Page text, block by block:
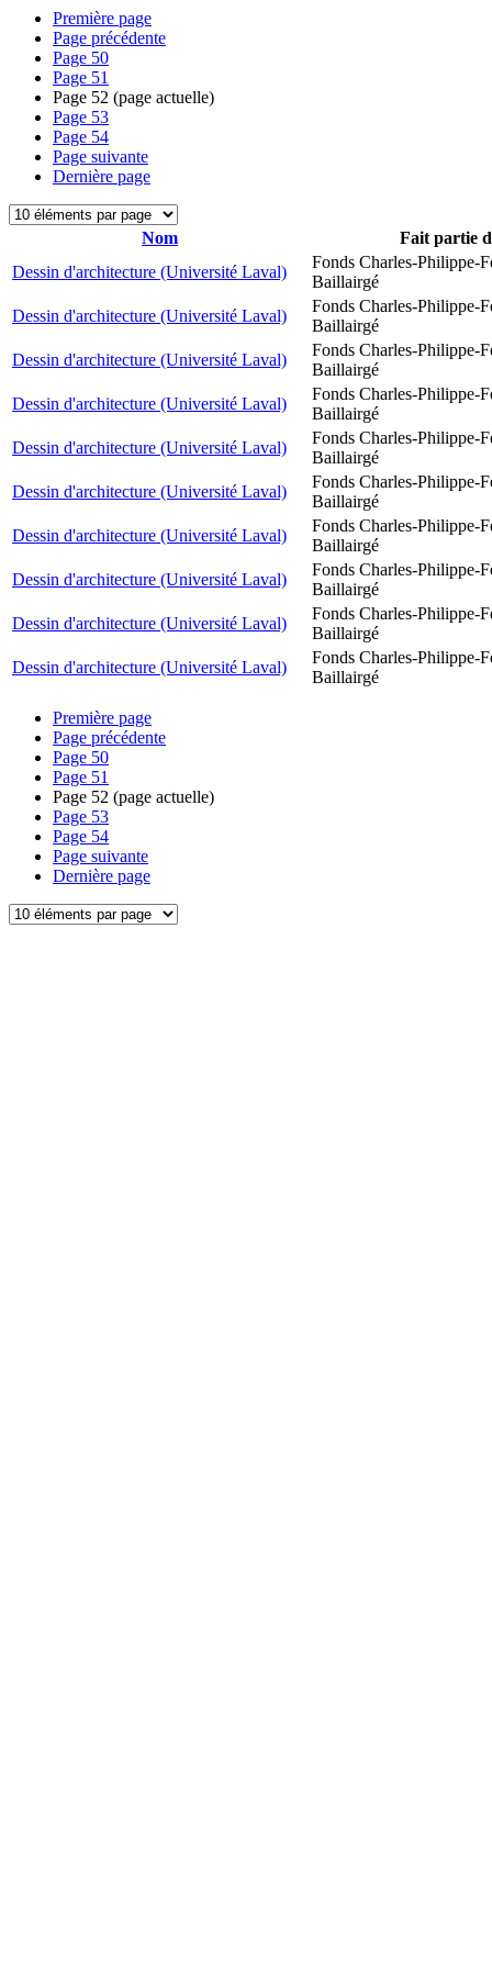
Première page
Page précédente
Page 50
Page 51
Page 52 (page actuelle)
Page 53
Page 54
Page suivante
Dernière page
Nom
Fait partie
Dessin d'architecture (Université Laval)
Fonds Charles-Philippe-
Baillairgé
Dessin d'architecture (Université Laval)
Fonds Charles-Philippe-
Baillairgé
Dessin d'architecture (Université Laval)
Fonds Charles-Philippe-
Baillairgé
Dessin d'architecture (Université Laval)
Fonds Charles-Philippe-
Baillairgé
Dessin d'architecture (Université Laval)
Fonds Charles-Philippe-
Baillairgé
Dessin d'architecture (Université Laval)
Fonds Charles-Philippe-
Baillairgé
Dessin d'architecture (Université Laval)
Fonds Charles-Philippe-
Baillairgé
Dessin d'architecture (Université Laval)
Fonds Charles-Philippe-
Baillairgé
Dessin d'architecture (Université Laval)
Fonds Charles-Philippe-
Baillairgé
Dessin d'architecture (Université Laval)
Fonds Charles-Philippe-
Baillairgé
Première page
Page précédente
Page 50
Page 51
Page 52 (page actuelle)
Page 53
Page 54
Page suivante
Dernière page